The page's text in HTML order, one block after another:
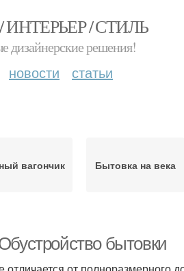
/ СТИЛЬ
дизайнерские решения!
новости статьи
вагончик Бытовка на века
бытовки